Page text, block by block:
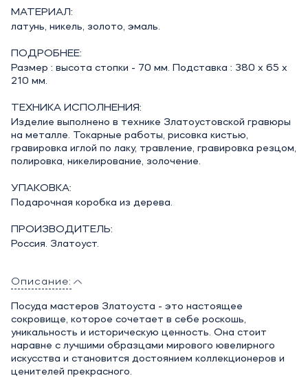
МАТЕРИАЛ:
латунь, никель, золото, эмаль.
ПОДРОБНЕЕ:
Размер : высота стопки - 70 мм. Подставка : 380 х 65 х
210 мм.
ТЕХНИКА ИСПОЛНЕНИЯ:
Изделие выполнено в технике Златоустовской гравюры
на металле. Токарные работы, рисовка кистью,
гравировка иглой по лаку, травление, гравировка резцом,
полировка, никелирование, золочение.
УПАКОВКА:
Подарочная коробка из дерева.
ПРОИЗВОДИТЕЛЬ:
Россия. Златоуст.
Описание:
Посуда мастеров Златоуста - это настоящее
сокровище, которое сочетает в себе роскошь,
уникальность и историческую ценность. Она стоит
наравне с лучшими образцами мирового ювелирного
искусства и становится достоянием коллекционеров и
ценителей прекрасного.